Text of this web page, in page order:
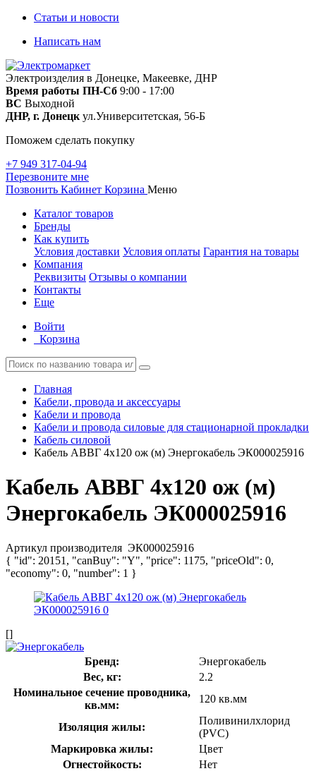
Статьи и новости
Написать нам
Электроизделия в Донецке, Макеевке, ДНР
Время работы ПН-Сб 9:00 - 17:00
ВС Выходной
ДНР, г. Донецк ул.Университетская, 56-Б
Поможем сделать покупку
+7 949 317-04-94
Перезвоните мне
Позвонить Кабинет Корзина Меню
Каталог товаров
Бренды
Как купить
Условия доставки Условия оплаты Гарантия на товары
Компания
Реквизиты Отзывы о компании
Контакты
Еще
Войти
Корзина
Главная
Кабели, провода и аксессуары
Кабели и провода
Кабели и провода силовые для стационарной прокладки
Кабель силовой
Кабель АВВГ 4х120 ож (м) Энергокабель ЭК000025916
Кабель АВВГ 4х120 ож (м)
Энергокабель ЭК000025916
Артикул производителя ЭК000025916
{ "id": 20151, "canBuy": "Y", "price": 1175, "priceOld": 0,
"economy": 0, "number": 1 }
[]
Бренд:
Энергокабель
Вес, кг:
2.2
Номинальное сечение проводника,
кв.мм:
120 кв.мм
Изоляция жилы:
Поливинилхлорид
(PVC)
Маркировка жилы:
Цвет
Огнестойкость:
Нет